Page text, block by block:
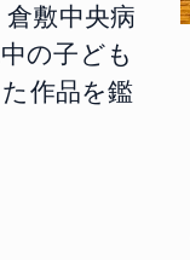
倉敷中央病
の子ども
作品を鑑